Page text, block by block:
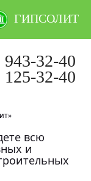
ГИПСОЛИТ
32-40
32-40
всю
и